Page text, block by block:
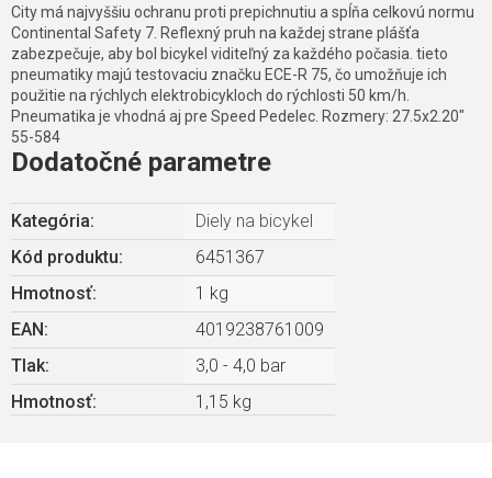
City má najvyššiu ochranu proti prepichnutiu a spĺňa celkovú normu
Continental Safety 7. Reflexný pruh na každej strane plášťa
zabezpečuje, aby bol bicykel viditeľný za každého počasia. tieto
pneumatiky majú testovaciu značku ECE-R 75, čo umožňuje ich
použitie na rýchlych elektrobicykloch do rýchlosti 50 km/h.
Pneumatika je vhodná aj pre Speed Pedelec. Rozmery: 27.5x2.20"
55-584
Dodatočné parametre
Kategória:
Diely na bicykel
Kód produktu:
6451367
Hmotnosť:
1 kg
EAN :
4019238761009
Tlak:
3,0 - 4,0 bar
Hmotnosť: 1,15 kg